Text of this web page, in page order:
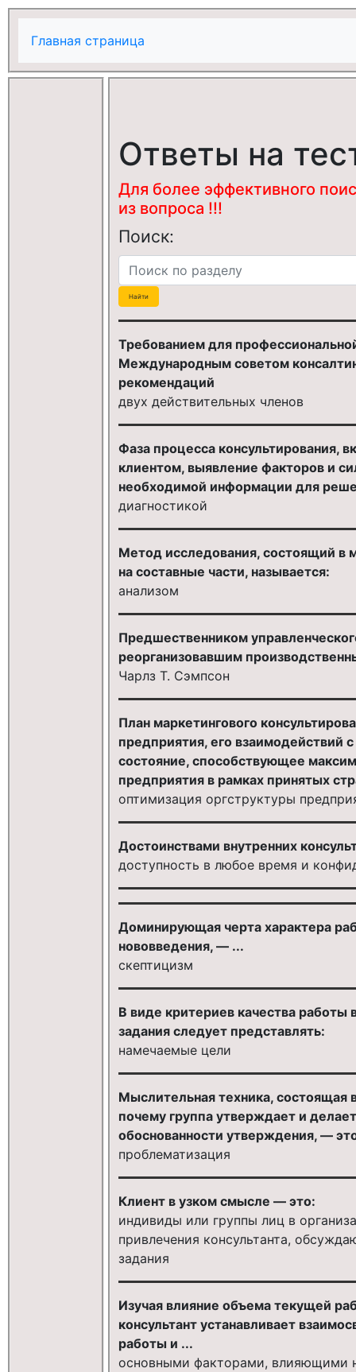
Главная страница
Ответы на
Для более эффективного
из вопроса !!!
Поиск:
Требованием для
Международным советом
рекомендаций
двух действительных членов
Фаза процесса консультирования,
клиентом, выявление факторов и
необходимой информации для
диагностикой
Метод исследования, состоящий в
на составные части, называется:
анализом
Предшественником
реорганизовавшим
Чарлз Т. Сэмпсон
План маркетингового
предприятия, его взаимодействий
состояние, способствующее
предприятия в рамках принятых
оптимизация оргструктуры
Достоинствами внутренних
доступность в любое время и
Доминирующая черта характера
нововведения, — ...
скептицизм
В виде критериев качества работы
задания следует представлять:
намечаемые цели
Мыслительная техника, состоящая
почему группа утверждает и
обоснованности утверждения, —
проблематизация
Клиент в узком смысле — это:
индивиды или группы лиц в
привлечения консультанта,
задания
Изучая влияние объема текущей
консультант устанавливает
работы и ...
основными факторами, влияющими